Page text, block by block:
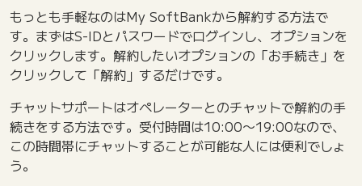
もっとも手軽なのはMy SoftBankから解約する方法で
す。まずはS-IDとパスワードでログインし、オプションを
クリックします。解約したいオプションの「お手続き」を
クリックして「解約」するだけです。
チャットサポートはオペレーターとのチャットで解約の手
続きをする方法です。受付時間は10:00〜19:00なので、
この時間帯にチャットすることが可能な人には便利でしょ
う。